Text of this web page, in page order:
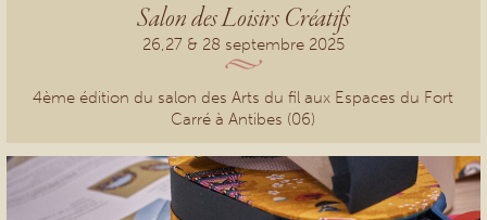
Salon des Loisirs Créatifs
26,27 & 28 septembre 2025
4ème édition du salon des Arts du fil aux Espaces du Fort
Carré à Antibes (06)